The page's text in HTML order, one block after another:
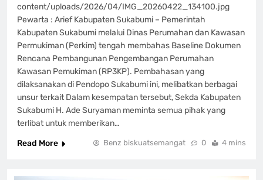
content/uploads/2026/04/IMG_20260422_134100.jpg
Pewarta : Arief Kabupaten Sukabumi – Pemerintah
Kabupaten Sukabumi melalui Dinas Perumahan dan Kawasan
Permukiman (Perkim) tengah membahas Baseline Dokumen
Rencana Pembangunan Pengembangan Perumahan
Kawasan Pemukiman (RP3KP). Pembahasan yang
dilaksanakan di Pendopo Sukabumi ini, melibatkan berbagai
unsur terkait Dalam kesempatan tersebut, Sekda Kabupaten
Sukabumi H. Ade Suryaman meminta semua pihak yang
terlibat untuk memberikan…
Read More
Benz biskuatsemangat 0 4 mins